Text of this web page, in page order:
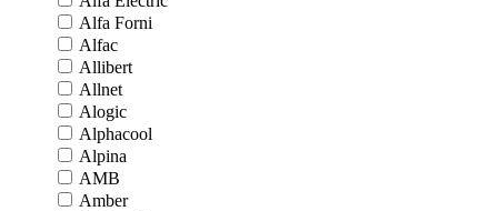
Alfa Forni
Alfac
Allibert
Allnet
Alogic
Alphacool
Alpina
AMB
Amber